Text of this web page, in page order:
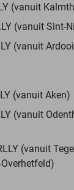
(vanuit
(vanuit Sint-
(vanuit
(vanuit Aken)
(vanuit
(vanuit